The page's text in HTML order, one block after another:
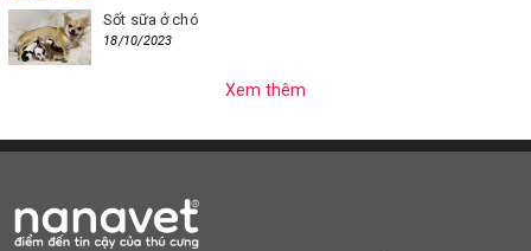
Sốt sữa ở chó
18/10/2023
Xem thêm